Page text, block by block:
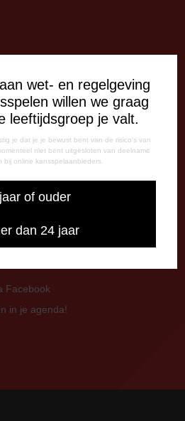
wet- en regelgeving
willen we graag
leeftijdsgroep je valt.
je dat je je bewust bent van de risico's van
niet bent uitgesloten van deelname
bij online kansspelaanbieders.
of ouder
dan 24 jaar
vanaf 13:00 - 20:00 uur
Facebook
in je agenda!